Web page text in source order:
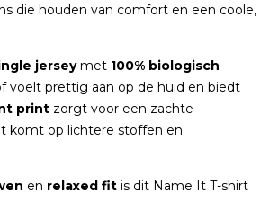
die houden van comfort en een coole,
jerseymet 100% biologisch
voelt prettig aan op de huid en biedt
print zorgt voor een zachte
komt op lichtere stoffen en
en relaxed fit is dit Name It T-shirt